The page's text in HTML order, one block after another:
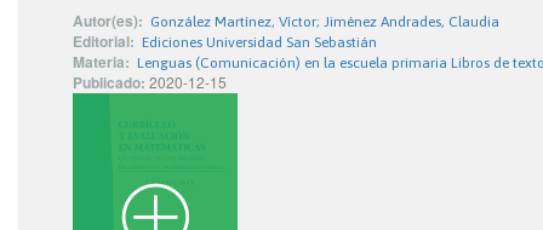
Autor(es): González Martínez, Víctor; Jiménez Andrades, Claudia
Editorial: Ediciones Universidad San Sebastián
Materia: Lenguas (Comunicación) en la escuela primaria Libros de
Publicado: 2020-12-15